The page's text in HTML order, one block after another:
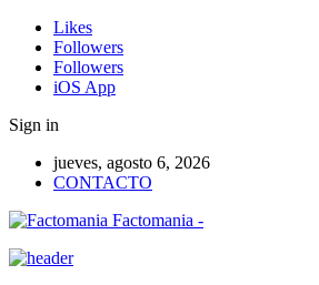
Likes
Followers
Followers
iOS App
Sign in
jueves, agosto 6, 2026
CONTACTO
Factomania -